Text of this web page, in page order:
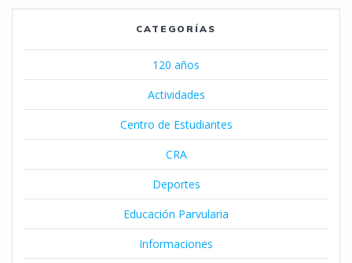
CATEGORÍAS
120 años
Actividades
Centro de Estudiantes
CRA
Deportes
Educación Parvularia
Informaciones